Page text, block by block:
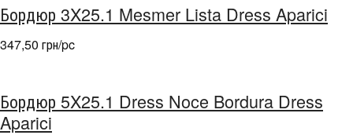
Бордюр 3X25.1 Mesmer Lista Dress Aparici
347,50 грн/pc
Бордюр 5X25.1 Dress Noce Bordura Dress
Aparici